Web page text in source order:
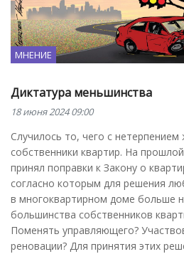
МНЕНИЕ
Диктатура меньшинства
18 июня 2024 09:00
Случилось то, чего с
собственники квартир. На
принял поправки к Закону о
согласно которым для решения
в многоквартирном доме больше
большинства собственников
Поменять управляющего?
реновации? Для принятия этих